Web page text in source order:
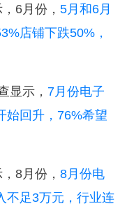
6月份， 5月和6月
店铺下跌50%，
显示， 7月份电子
始回升，76%希望
8月份， 8月份电
不足3万元，行业连